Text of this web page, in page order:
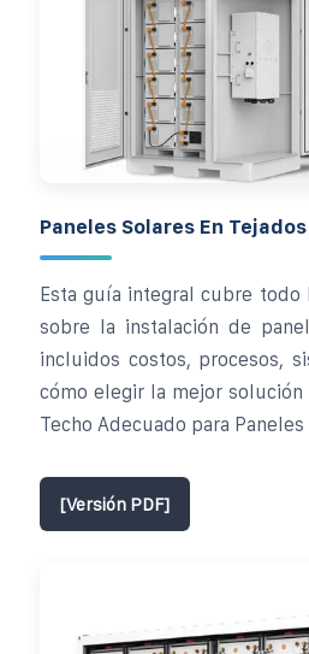
Paneles Solares En
Esta guía integral cubre todo
sobre la instalación de
incluidos costos, procesos,
cómo elegir la mejor solución
Techo Adecuado para Paneles
[Versión PDF]